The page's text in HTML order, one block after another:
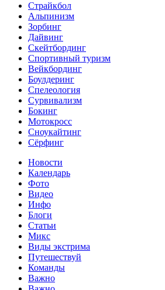
Страйкбол
Альпинизм
Зорбинг
Дайвинг
Скейтбординг
Спортивный туризм‎
Вейкбординг
Боулдеринг
Спелеология
Сурвивализм
Бокинг
Мотокросс
Сноукайтинг
Сёрфинг
Новости
Календарь
Фото
Видео
Инфо
Блоги
Статьи
Микс
Виды экстрима
Путешествуй
Команды
Важно